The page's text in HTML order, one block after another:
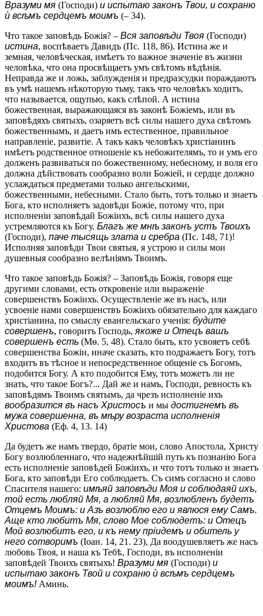
Вразуми мя (Господи) и испытаю законъ Твои, и сохраню
ѝ всѣмъ сердцемъ моимъ (– 34).
Что такое заповѣдь Божія? – Вся заповѣди Твоя (Господи)
истина, воспѣваетъ Давидъ (Пс. 118, 86). Истина же и
земная, человѣческая, имѣетъ то важное значеніе въ жизни
человѣка, что она просвѣщаетъ умъ свѣтомъ вѣдѣнія.
Неправда же и ложь, заблужденія и предразсудки пораждаютъ
въ умѣ нашемъ нѣкоторую тьму, такъ что человѣкъ ходитъ,
что называется, ощупью, какъ слѣпой. А истина
божественная, выражающаяся въ законѣ Божіемъ, или въ
заповѣдяхъ святыхъ, озаряетъ всѣ силы нашего духа свѣтомъ
божественнымъ, и даетъ имъ естественное, правильное
направленіе, развитіе. А такъ какъ человѣкъ христіанинъ
имѣетъ родственное отношеніе къ небожителямъ, то и умъ его
долженъ развиваться по божественному, небесному, и воля его
должна дѣйствовать сообразно воли Божіей, и сердце должно
услаждаться предметами только ангельскими,
божественными, небесными. Стало быть, тотъ только и знаетъ
Бога, кто исполняетъ задовѣди Божіе, потому что, при
исполненіи заповѣдай Божіихъ, всѣ силы нашего духа
устремляются къ Богу. Благъ же мнѣ законъ устъ Твоихъ
(Господи), паче тысящь злата и сребра (Пс. 148, 71)!
Исполняя заповѣди Твои святыя, я устрою и силы мои
душевныя сообразно велѣніямъ Твоимъ.
Что такое заповѣдь Божія? – Заповѣдь Божія, говоря еще
другими словами, есть откровеніе или выраженіе
совершенствъ Божіихъ. Осуществленіе же въ насъ, или
усвоеніе нами совершенствъ Божіихъ обязательно для каждаго
христіанина, по смыслу евангельскаго ученія: будите
совершенъ, говоритъ Господь, якоже и Отецъ вашъ
совершенъ есть (Мѳ. 5, 48). Стало быть, кто усвояетъ себѣ
совершенства Божіи, иначе сказать, кто подражаетъ Богу, тотъ
входитъ въ тѣсное и непосредственное общеніе съ Богомъ,
подобится Богу. А кто подобится Ему, тотъ можетъ ли не
знать, что такое Богъ?... Дай же и намъ, Господи, ревность къ
заповѣдямъ Твоимъ святымъ, да чрезъ исполненіе ихъ
вообразится въ насъ Христосъ и мы достигнемъ въ
мужа совершенна, въ мѣру возраста исполненія
Христова (Еф. 4, 13. 14)
Да будетъ же намъ твердо, братіе мои, слово Апостола, Христу
Богу возлюбленнаго, что надежнѣйшій путь къ познанію Бога
есть исполненіе заповѣдей Божіихъ, и что тотъ только и знаетъ
Бога, кто заповѣди Его соблюдаетъ. Съ симъ согласно и слово
Спасителя нашего: имѣяй заповѣди Моя и соблюдаяй ихъ,
той есть любляй Мя, а любляй Мя, возлюбленъ будетъ
Отцемъ Моимъ: и Азъ возлюблю его и явлюся ему Самъ.
Аще кто любитъ Мя, слово Мое соблюдетъ: и Отецъ
Мой возлюбитъ его, и къ нему пріидемъ и обитель у
него сотворимъ (Іоан. 14, 21. 23), Да воодушевляетъ же насъ
любовь Твоя, и наша къ Тебѣ, Господи, въ исполненіи
заповѣдей Твоихъ святыхъ! Вразуми мя (Господи) и
испытаю законъ Твой и сохраню ѝ всѣмъ сердцемъ
моимъ!Аминь.